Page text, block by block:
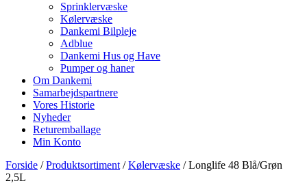
Sprinklervæske
Kølervæske
Dankemi Bilpleje
Adblue
Dankemi Hus og Have
Pumper og haner
Om Dankemi
Samarbejdspartnere
Vores Historie
Nyheder
Returemballage
Min Konto
Forside /Produktsortiment /Kølervæske / Longlife 48 Blå/Grøn
2,5L